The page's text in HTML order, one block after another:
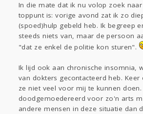
In die mate dat ik nu volop zoek
toppunt is: vorige avond zat ik zo
(spoed)hulp gebeld heb. Ik begreep
steeds niets van, maar de persoon
"dat ze enkel de politie kon sturen".
Ik lijd ook aan chronische insomnia,
van dokters gecontacteerd heb. Keer
ze niet veel voor mij te kunnen doen.
doodgemoedereerd voor zo'n arts
andere mensen in deze situatie dan